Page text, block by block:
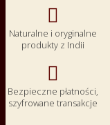

Naturalne i oryginalne
produkty z Indii

Bezpieczne płatności,
szyfrowane transakcje